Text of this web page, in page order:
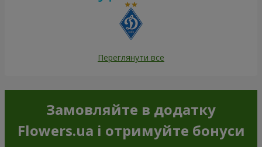
Переглянути все
Замовляйте в додатку
Flowers.ua і отримуйте бонуси